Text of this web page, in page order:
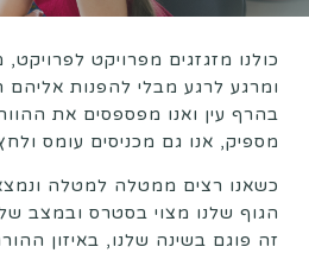
כולנו מזגזגים מפרויקט
ומרגע לרגע מבלי להפנות
בהרף עין ואנו מפספסים את
מספיק, אנו גם מכניסים עומס
כשאנו רצים ממטלה למטלה
הגוף שלנו מצוי בסטרס ובמצב
זה פוגם בשינה שלנו, באיזון